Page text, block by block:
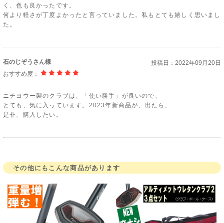
く、色も良かったです。
何より軽さが丁度よかったと言っていました。私もとても嬉しく思いまし
た。
石のじぞうさん様 投稿日： 2022年09月20日
おすすめ度：
ニチヨウー製のクラブは、「使い勝手」が良いので、
とても、気に入っています。2023年新商品が、出たら、
是非、購入したい。
その他にもこんな商品があります